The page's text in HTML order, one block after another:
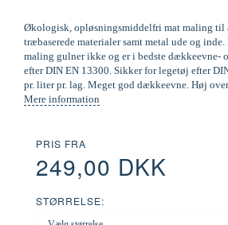
Økologisk, opløsningsmiddelfri mat maling til
træbaserede materialer samt metal ude og
maling gulner ikke og er i bedste dækkeevne-
efter DIN EN 13300. Sikker for legetøj efter
pr. liter pr. lag. Meget god dækkeevne. Høj
Mere information
PRIS FRA
249,00 DKK
STØRRELSE: